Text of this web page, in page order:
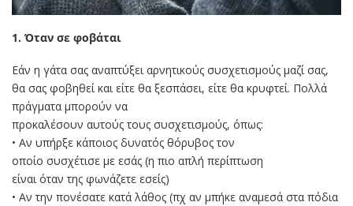
1. Όταν σε φοβάται
Εάν η γάτα σας αναπτύξει αρνητικούς συσχετισμούς μαζί σας,
θα σας φοβηθεί και είτε θα ξεσπάσει, είτε θα κρυφτεί. Πολλά
πράγματα μπορούν να
προκαλέσουν αυτούς τους συσχετισμούς, όπως:
• Αν υπήρξε κάποιος δυνατός θόρυβος τον
οποίο συσχέτισε με εσάς (η πιο απλή περίπτωση
είναι όταν της φωνάζετε εσείς)
• Αν την πονέσατε κατά λάθος (πχ αν μπήκε αναμεσά στα πόδια